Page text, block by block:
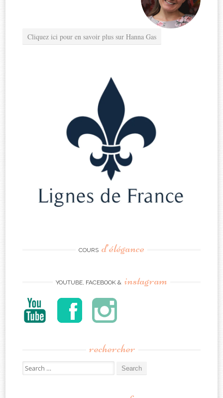
Cliquez ici pour en savoir plus sur Hanna Gas
COURS d’élégance
YOUTUBE, FACEBOOK & instagram
rechercher
Search
for: